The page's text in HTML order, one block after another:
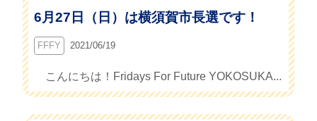
6月27日（日）は横須賀市長選です！
FFFY 2021/06/19
こんにちは！Fridays For Future YOKOSUKA...